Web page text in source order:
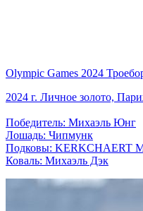
Olympic Games 2024
2024 г. Личное золото,
Победитель: Михаэль Юнг
Лошадь: Чипмунк
Подковы: KERKCHAERT
Коваль: Михаэль Дэк